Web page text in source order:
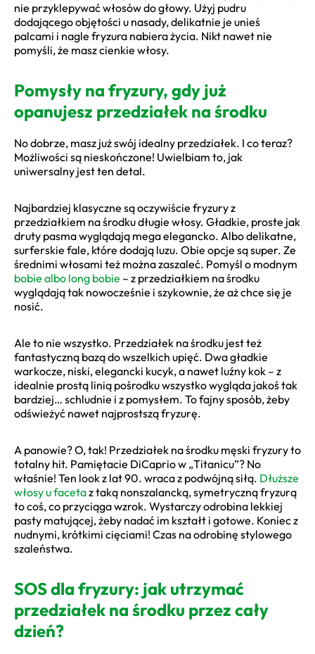
nie przyklepywać włosów do głowy. Użyj pudru
dodającego objętości u nasady, delikatnie je unieś
palcami i nagle fryzura nabiera życia. Nikt nawet nie
pomyśli, że masz cienkie włosy.
Pomysły na fryzury, gdy już
opanujesz przedziałek na środku
No dobrze, masz już swój idealny przedziałek. I co teraz?
Możliwości są nieskończone! Uwielbiam to, jak
uniwersalny jest ten detal.
Najbardziej klasyczne są oczywiście fryzury z
przedziałkiem na środku długie włosy. Gładkie, proste jak
druty pasma wyglądają mega elegancko. Albo delikatne,
surferskie fale, które dodają luzu. Obie opcje są super. Ze
średnimi włosami też można zaszaleć. Pomyśl o modnym
bobie albo long bobie – z przedziałkiem na środku
wyglądają tak nowocześnie i szykownie, że aż chce się je
nosić.
Ale to nie wszystko. Przedziałek na środku jest też
fantastyczną bazą do wszelkich upięć. Dwa gładkie
warkocze, niski, elegancki kucyk, a nawet luźny kok – z
idealnie prostą linią pośrodku wszystko wygląda jakoś tak
bardziej… schludnie i z pomysłem. To fajny sposób, żeby
odświeżyć nawet najprostszą fryzurę.
A panowie? O, tak! Przedziałek na środku męski fryzury to
totalny hit. Pamiętacie DiCaprio w „Titanicu”? No
właśnie! Ten look z lat 90. wraca z podwójną siłą. Dłuższe
włosy u facetaz taką nonszalancką, symetryczną fryzurą
to coś, co przyciąga wzrok. Wystarczy odrobina lekkiej
pasty matującej, żeby nadać im kształt i gotowe. Koniec z
nudnymi, krótkimi cięciami! Czas na odrobinę stylowego
szaleństwa.
SOS dla fryzury: jak utrzymać
przedziałek na środku przez cały
dzień?